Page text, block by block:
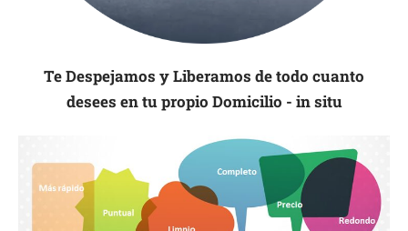
Te Despejamos y Liberamos de todo cuanto
desees en tu propio Domicilio - in situ